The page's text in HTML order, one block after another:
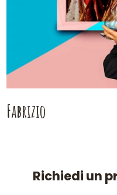
Fabrizio
Richiedi un